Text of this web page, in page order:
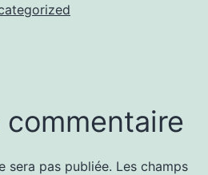
commentaire
sera pas publiée. Les champs